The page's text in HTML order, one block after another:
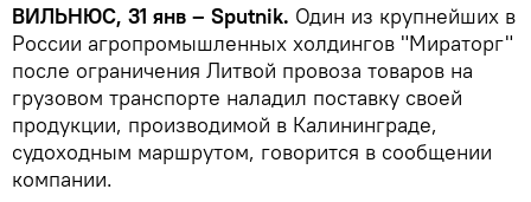
ВИЛЬНЮС, 31 янв – Sputnik. Один из крупнейших в
России агропромышленных холдингов "Мираторг"
после ограничения Литвой провоза товаров на
грузовом транспорте наладил поставку своей
продукции, производимой в Калининграде,
судоходным маршрутом, говорится в сообщении
компании.